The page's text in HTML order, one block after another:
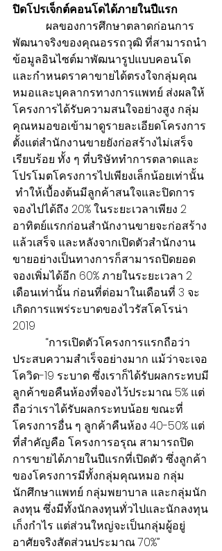
ปิดโปรเจ็กต์คอนโดได้ภายในปีแรก
ผลของการศึกษาตลาดก่อนการ
พัฒนาจริงของคุณอรรถวุฒิ ที่สามารถนำ
ข้อมูลอินไซต์มาพัฒนารูปแบบคอนโด
และกำหนดราคาขายได้ตรงใจกลุ่มคุณ
หมอและบุคลากรทางการแพทย์ ส่งผลให้
โครงการได้รับความสนใจอย่างสูง กลุ่ม
คุณหมอขอเข้ามาดูรายละเอียดโครงการ
ตั้งแต่สำนักงานขายยังก่อสร้างไม่เสร็จ
เรียบร้อย ทั้ง ๆ ที่บริษัททำการตลาดและ
โปรโมตโครงการไปเพียงเล็กน้อยเท่านั้น
ทำให้เบื้องต้นมีลูกค้าสนใจและปิดการ
จองไปได้ถึง 20% ในระยะเวลาเพียง 2
อาทิตย์แรกก่อนสำนักงานขายจะก่อสร้าง
แล้วเสร็จ และหลังจากเปิดตัวสำนักงาน
ขายอย่างเป็นทางการก็สามารถปิดยอด
จองเพิ่มได้อีก 60% ภายในระยะเวลา 2
เดือนเท่านั้น ก่อนที่ต่อมาในเดือนที่ 3 จะ
เกิดการแพร่ระบาดของไวรัสโคโรน่า
2019
“การเปิดตัวโครงการแรกถือว่า
ประสบความสำเร็จอย่างมาก แม้ว่าจะเจอ
โควิด-19 ระบาด ซึ่งเราก็ได้รับผลกระทบมี
ลูกค้าขอคืนห้องที่จองไว้ประมาณ 5% แต่
ถือว่าเราได้รับผลกระทบน้อย ขณะที่
โครงการอื่น ๆ ลูกค้าคืนห้อง 40-50% แต่
ที่สำคัญคือ โครงการอรุณ สามารถปิด
การขายได้ภายในปีแรกที่เปิดตัว ซึ่งลูกค้า
ของโครงการมีทั้งกลุ่มคุณหมอ กลุ่ม
นักศึกษาแพทย์ กลุ่มพยาบาล และกลุ่มนัก
ลงทุน ซึ่งมีทั้งนักลงทุนทั่วไปและนักลงทุน
เก็งกำไร แต่ส่วนใหญ่จะเป็นกลุ่มผู้อยู่
อาศัยจริงสัดส่วนประมาณ 70%”